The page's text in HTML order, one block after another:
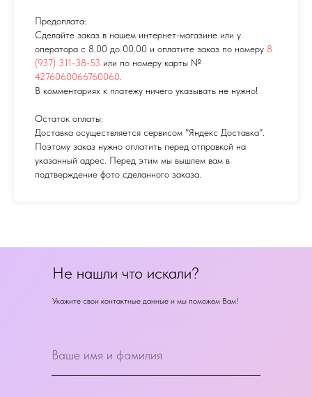
Предоплата:
Сделайте заказ в нашем интернет-магазине или у
оператора с 8.00 до 00.00 и оплатите заказ по номеру 8
(937) 311-38-53 или по номеру карты №
4276060066760060
В комментариях к платежу ничего указывать не нужно!
Остаток оплаты:
Доставка осуществляется сервисом "Яндекс Доставка".
Поэтому заказ нужно оплатить перед отправкой на
указанный адрес. Перед этим мы вышлем вам в
подтверждение фото сделанного заказа.
Не нашли что искали?
Укажите свои контактные данные и мы поможем Вам!